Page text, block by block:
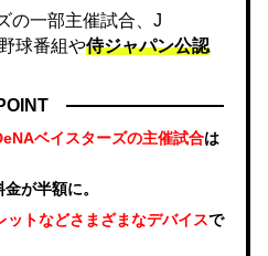
の一部主催試合、J
球番組や侍ジャパン公認
ベイスターズの主催試合は
が半額に。
ットなどさまざまなデバイスで